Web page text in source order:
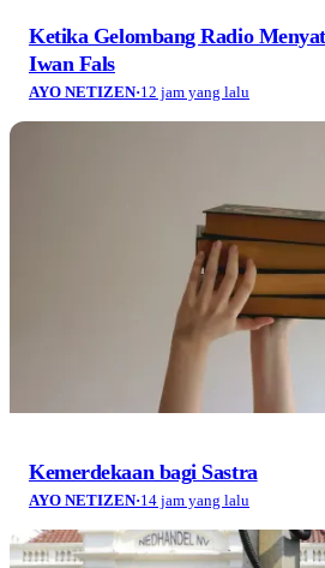
Ketika Gelombang Radio
Iwan Fals
AYO NETIZEN·12 jam yang lalu
Kemerdekaan bagi Sastra
AYO NETIZEN·14 jam yang lalu